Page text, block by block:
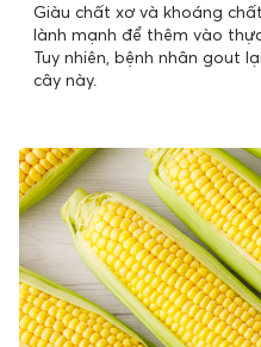
Giàu chất xơ và khoáng
lành mạnh để thêm vào
Tuy nhiên, bệnh nhân gout
cây này.